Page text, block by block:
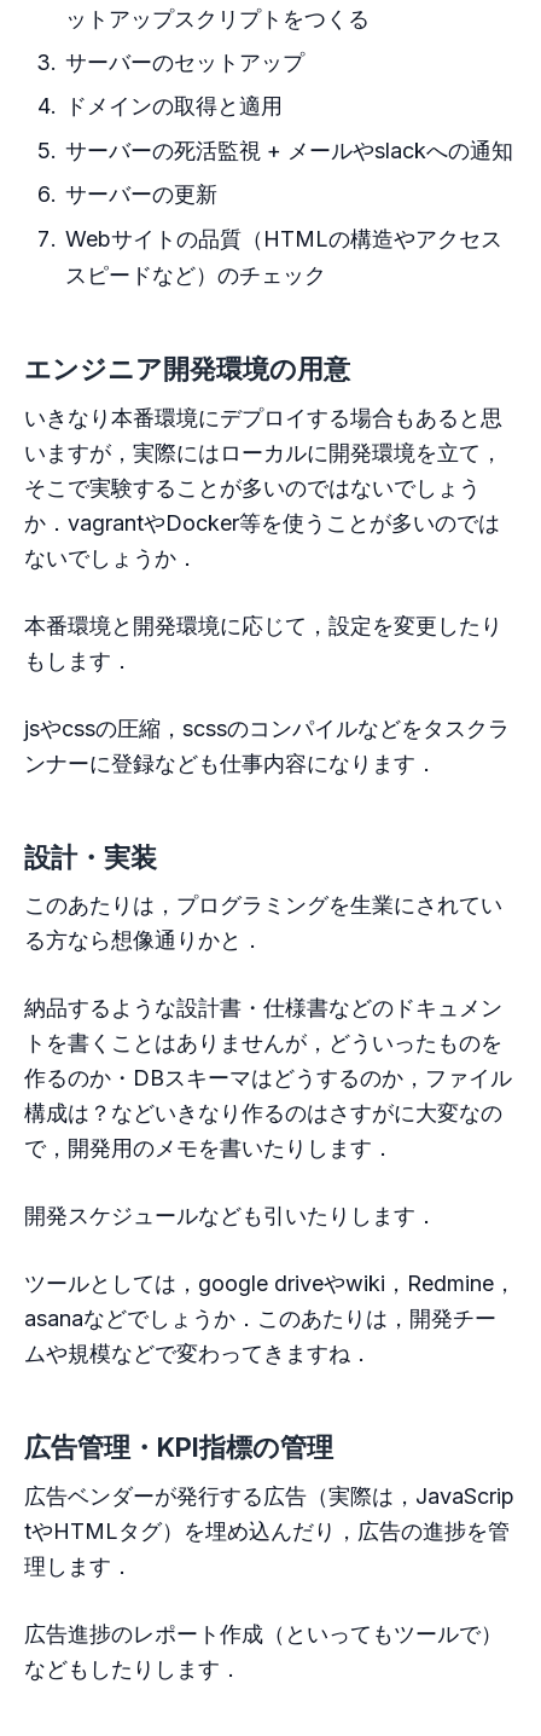
ットアップスクリプトをつくる
サーバーのセットアップ
ドメインの取得と適用
サーバーの死活監視 + メールやslackへの通知
サーバーの更新
Webサイトの品質（HTMLの構造やアクセス
スピードなど）のチェック
エンジニア開発環境の用意
いきなり本番環境にデプロイする場合もあると思
いますが，実際にはローカルに開発環境を立て，
そこで実験することが多いのではないでしょう
か．vagrantやDocker等を使うことが多いのでは
ないでしょうか．
本番環境と開発環境に応じて，設定を変更したり
もします．
jsやcssの圧縮，scssのコンパイルなどをタスクラ
ンナーに登録なども仕事内容になります．
設計・実装
このあたりは，プログラミングを生業にされてい
る方なら想像通りかと．
納品するような設計書・仕様書などのドキュメン
トを書くことはありませんが，どういったものを
作るのか・DBスキーマはどうするのか，ファイル
構成は？などいきなり作るのはさすがに大変なの
で，開発用のメモを書いたりします．
開発スケジュールなども引いたりします．
ツールとしては，google driveやwiki，Redmine，
asanaなどでしょうか．このあたりは，開発チー
ムや規模などで変わってきますね．
広告管理・KPI指標の管理
広告ベンダーが発行する広告（実際は，JavaScrip
tやHTMLタグ）を埋め込んだり，広告の進捗を管
理します．
広告進捗のレポート作成（といってもツールで）
などもしたりします．